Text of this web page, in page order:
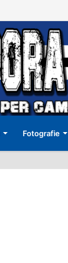
Fotografie